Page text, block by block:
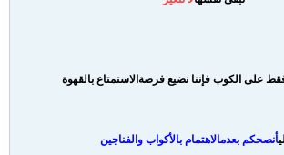
على الكوب فإننا نضيع فرصة الاستمتاع بالقهوة
أنصحكم بعدمالاهتمام بالأكواب والفناجين